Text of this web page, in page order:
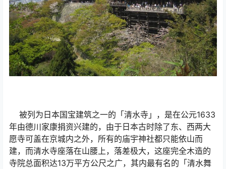
被列为日本国宝建筑之一的「清水寺」，是在公元1633
年由德川家康捐资兴建的，由于日本古时除了东、西两大
愿寺可盖在京城内之外，所有的庙宇神社都只能依山而
建，而清水寺座落在山腰上，落差极大，这座完全木造的
寺院总面积达13万平方公尺之广，其内最有名的「清水舞